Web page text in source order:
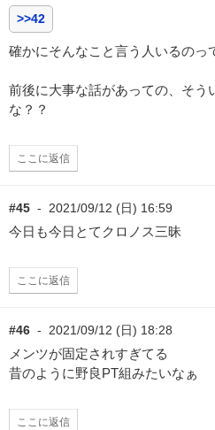
>>42
確かにそんなこと言う人いるの
前後に大事な話があっての、そう
な？？
ここに返信
#45 - 2021/09/12 (日) 16:59
今日も今日とてクロノス三昧
ここに返信
#46 - 2021/09/12 (日) 18:28
メンツが固定されすぎてる
昔のように野良PT組みたいなぁ
ここに返信